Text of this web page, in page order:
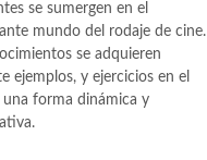
se sumergen en el
mundo del rodaje de cine.
se adquieren
ejemplos, y ejercicios en el
una forma dinámica y